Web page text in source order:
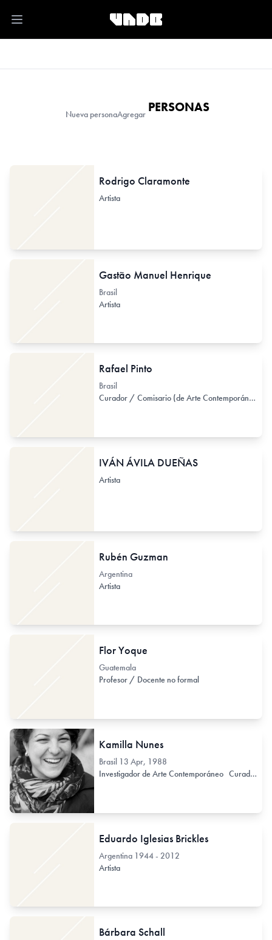
Open main menu
Nueva personaAgregar PERSONAS
Rodrigo Claramonte
Artista
Gastão Manuel Henrique
Brasil
Artista
Rafael Pinto
Brasil
Curador / Comisario (de Arte Contemporáneo)
IVÁN ÁVILA DUEÑAS
Artista
Rubén Guzman
Argentina
Artista
Flor Yoque
Guatemala
Profesor / Docente no formal
Kamilla Nunes
Brasil 13 Apr, 1988
Investigador de Arte Contemporáneo Curador / Comisario (de Arte Contemporáneo)
Eduardo Iglesias Brickles
Argentina 1944 - 2012
Artista
Bárbara Schall